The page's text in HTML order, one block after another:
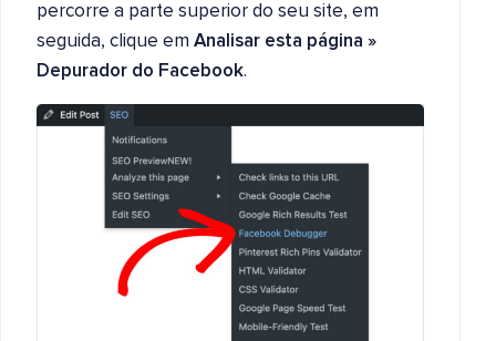
percorre a parte superior do seu site, em
seguida, clique em Analisar esta página »
Depurador do Facebook.